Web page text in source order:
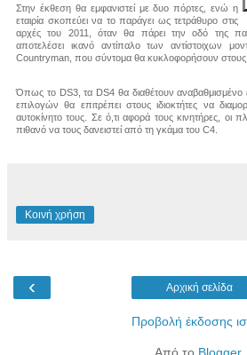
Στην έκθεση θα εμφανιστεί με δυο πόρτες, ενώ η
εταιρία σκοπεύει να το παράγει ως τετράθυρο στις
αρχές του 2011, όταν θα πάρει την οδό της
αποτελέσει ικανό αντίπαλο των αντίστοιχων
Countryman, που σύντομα θα κυκλοφορήσουν στους
Όπως το DS3, τα DS4 θα διαθέτουν αναβαθμισμένο
επιλογών θα επιτρέπει στους ιδιοκτήτες να
αυτοκίνητο τους. Σε ό,τι αφορά τους κινητήρες, οι
πιθανό να τους δανειστεί από τη γκάμα του C4.
Κοινή χρήση
‹ Αρχική σελίδα
Προβολή έκδοσης
Από το Blogger.